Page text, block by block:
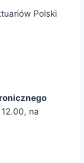
Polski
na